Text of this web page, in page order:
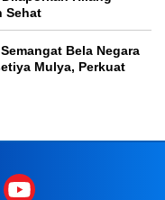
Sehat
Bela Negara
Mulya, Perkuat